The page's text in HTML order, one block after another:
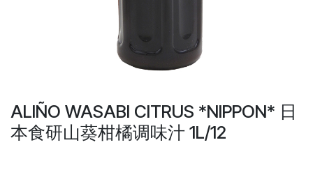
ALIÑO WASABI CITRUS *NIPPON* 日
本食研山葵柑橘调味汁 1L/12